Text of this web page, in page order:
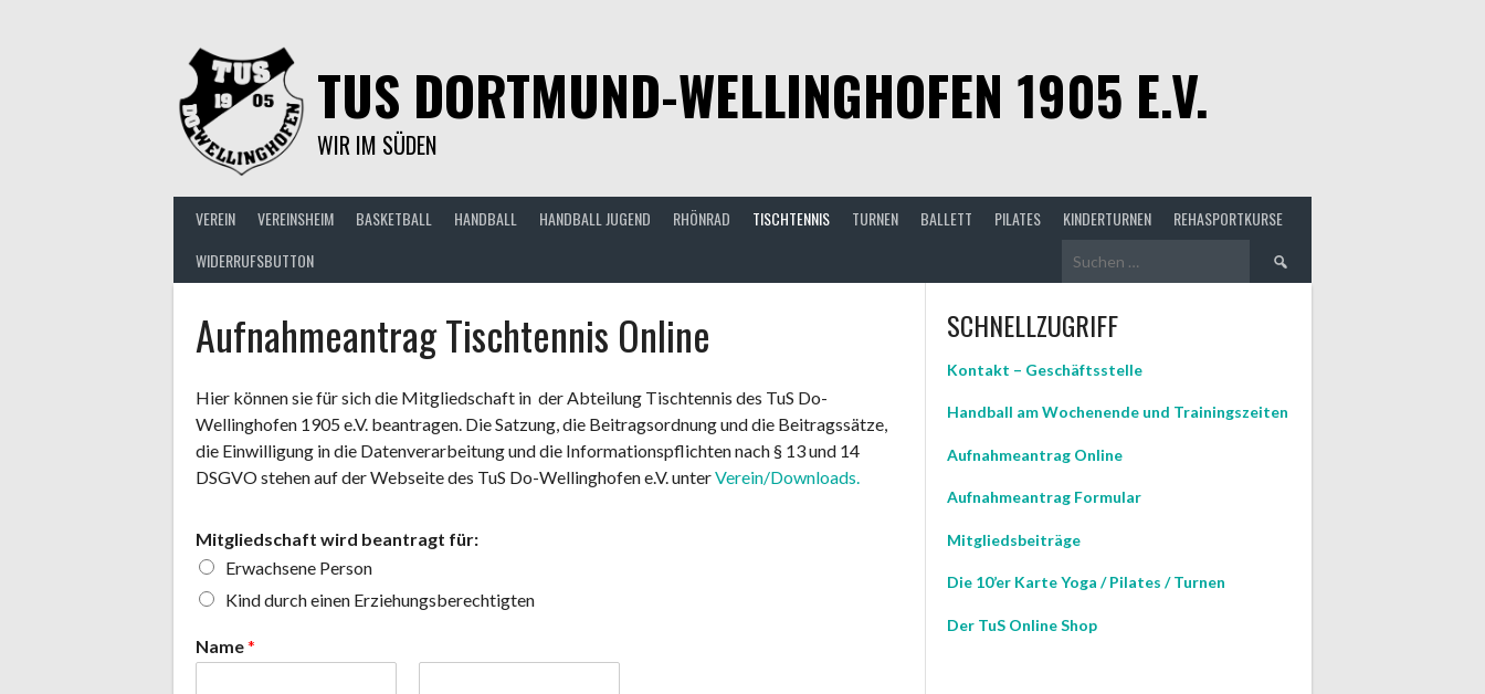
TUS DORTMUND-WELLINGHOFEN 1905 E.V.
WIR IM SÜDEN
VEREIN VEREINSHEIM BASKETBALL HANDBALL HANDBALL JUGEND RHÖNRAD TISCHTENNIS TURNEN BALLETT PILATES KINDERTURNEN
REHASPORTKURSE
WIDERRUFSBUTTON
Suchen
Aufnahmeantrag Tischtennis Online
Hier können sie für sich die Mitgliedschaft in der Abteilung Tischtennis des TuS Do-
Wellinghofen 1905 e.V. beantragen. Die Satzung, die Beitragsordnung und die Beitragssätze,
die Einwilligung in die Datenverarbeitung und die Informationspflichten nach § 13 und 14
DSGVO stehen auf der Webseite des TuS Do-Wellinghofen e.V. unterVerein/Downloads.
0
,
0
*
*
Mitgliedschaft wird beantragt für:
Erwachsene Person
Kind durch einen Erziehungsberechtigten
Name*
SCHNELLZUGRIFF
Kontakt – Geschäftsstelle
Handball am Wochenende und Trainingszeiten
Aufnahmeantrag Online
Aufnahmeantrag Formular
Mitgliedsbeiträge
Die 10’er Karte Yoga / Pilates / Turnen
Der TuS Online Shop